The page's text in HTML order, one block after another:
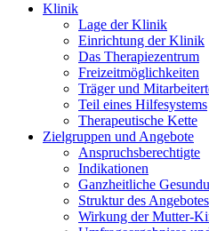
Klinik
Lage der Klinik
Einrichtung der Klinik
Das Therapiezentrum
Freizeitmöglichkeiten
Träger und
Teil eines Hilfesystems
Therapeutische Kette
Zielgruppen und Angebote
Anspruchsberechtigte
Indikationen
Ganzheitliche
Struktur des Angebotes
Wirkung der Mutter-